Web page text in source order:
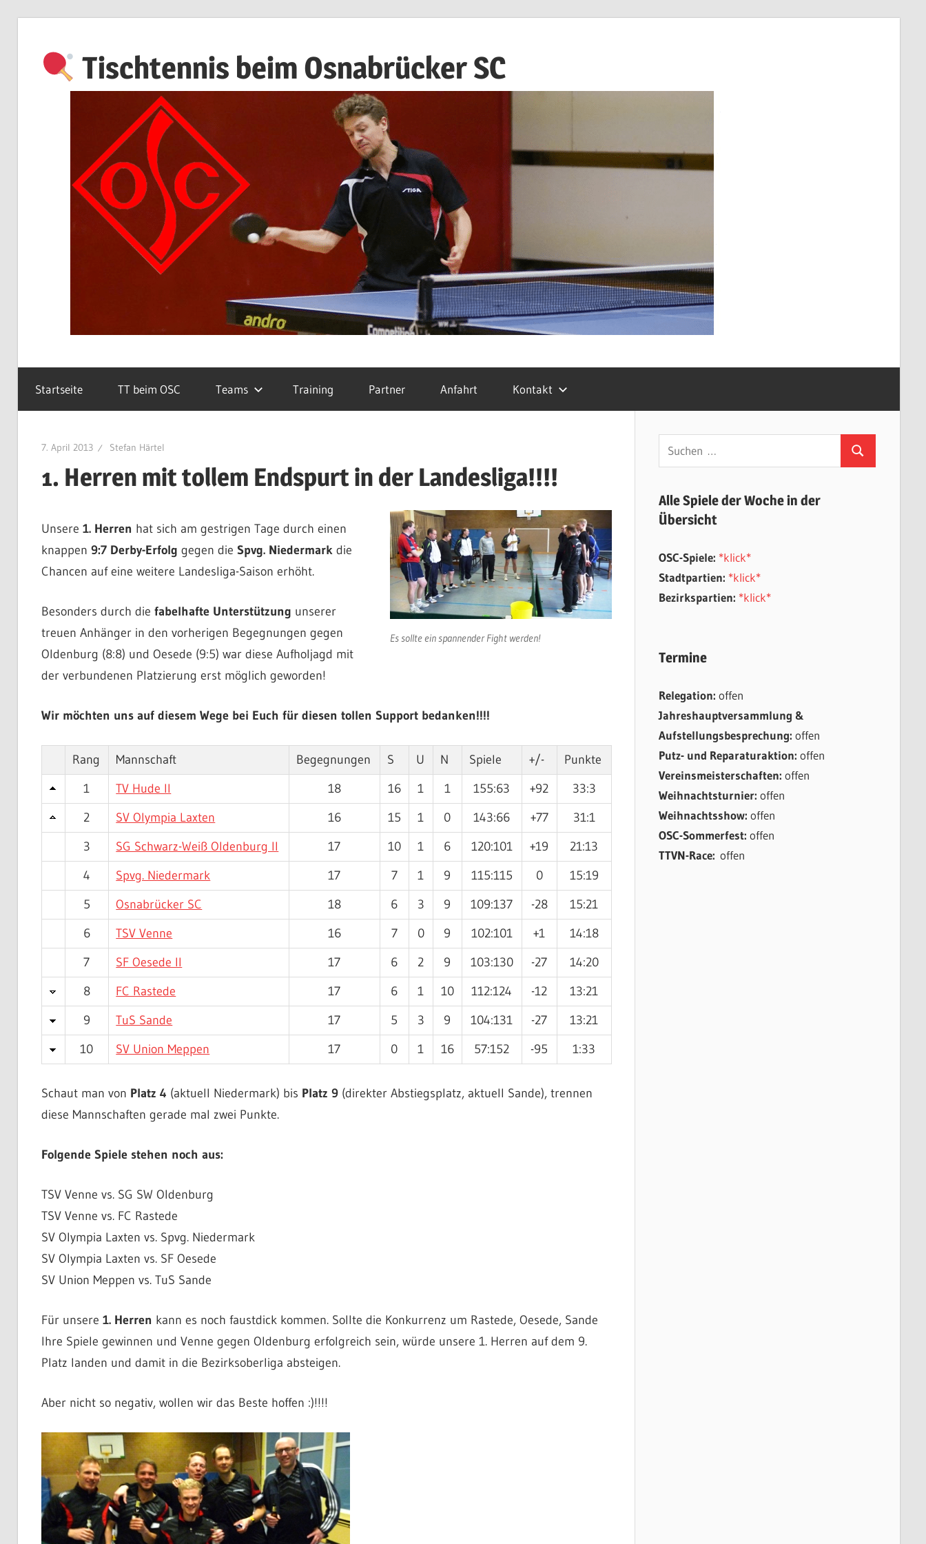
springen
Tischtennis beim Osnabrücker SC
Startseite TT beim OSC Teams Training Partner Anfahrt Kontakt
7. April 2013 Stefan Härtel
1. Herren mit tollem Endspurt in der Landesliga!!!!
Es sollte ein spannender Fight werden!
Unsere 1. Herren hat sich am gestrigen Tage durch einen
knappen 9:7 Derby-Erfolg gegen die Spvg. Niedermarkdie
Chancen auf eine weitere Landesliga-Saison erhöht.
Besonders durch die fabelhafte Unterstützung unserer
treuen Anhänger in den vorherigen Begegnungen gegen
Oldenburg (8:8) und Oesede (9:5) war diese Aufholjagd mit
der verbundenen Platzierung erst möglich geworden!
Wir möchten uns auf diesem Wege bei Euch für diesen tollen Support bedanken!!!!
Rang Mannschaft Begegnungen S U N Spiele +/-
Punkte
1
TV Hude II 18 16 1 1 155:63 +92
33:3
2
SV Olympia Laxten 16 15 1 0 143:66 +77
31:1
3
SG Schwarz-Weiß Oldenburg II 17 10 1 6 120:101 +19
21:13
4
Spvg. Niedermark 17 7 1 9 115:115 0
15:19
5
Osnabrücker SC 18 6 3 9 109:137 -28
15:21
6
TSV Venne 16 7 0 9 102:101 +1
14:18
7
SF Oesede II 17 6 2 9 103:130 -27
14:20
8
FC Rastede 17 6 1 10 112:124 -12
13:21
9
TuS Sande 17 5 3 9 104:131 -27
13:21
10
SV Union Meppen 17 0 1 16 57:152 -95 1:33
Schaut man von Platz 4 (aktuell Niedermark) bis Platz 9(direkter Abstiegsplatz, aktuell Sande), trennen
diese Mannschaften gerade mal zwei Punkte.
Folgende Spiele stehen noch aus:
TSV Venne vs. SG SW Oldenburg
TSV Venne vs. FC Rastede
SV Olympia Laxten vs. Spvg. Niedermark
SV Olympia Laxten vs. SF Oesede
SV Union Meppen vs. TuS Sande
Für unsere 1. Herren kann es noch faustdick kommen. Sollte die Konkurrenz um Rastede, Oesede, Sande
Ihre Spiele gewinnen und Venne gegen Oldenburg erfolgreich sein, würde unsere 1. Herren auf dem 9.
Platz landen und damit in die Bezirksoberliga absteigen.
Aber nicht so negativ, wollen wir das Beste hoffen :)!!!!
Suchen
nach:
Suchen
Alle Spiele der Woche in der
Übersicht
OSC-Spiele: *klick*
Stadtpartien: *klick*
Bezirkspartien: *klick*
Termine
Relegation: offen
Jahreshauptversammlung &
Aufstellungsbesprechung: offen
Putz- und Reparaturaktion: offen
Vereinsmeisterschaften: offen
Weihnachtsturnier: offen
Weihnachtsshow: offen
OSC-Sommerfest: offen
TTVN-Race: offen